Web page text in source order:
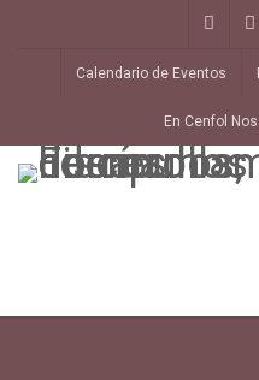
Calendario de Eventos
En Cenfol